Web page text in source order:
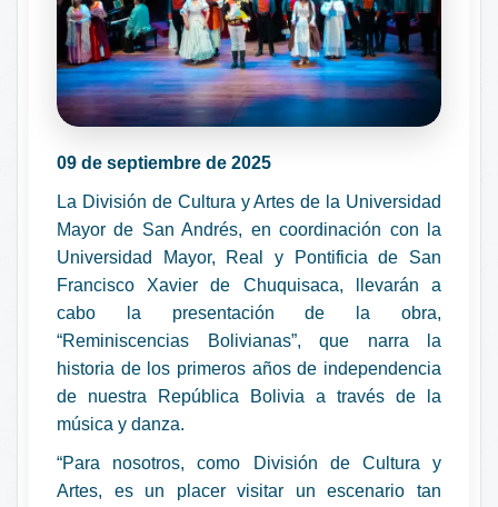
09 de septiembre de 2025
La División de Cultura y Artes de la Universidad
Mayor de San Andrés, en coordinación con la
Universidad Mayor, Real y Pontificia de San
Francisco Xavier de Chuquisaca, llevarán a
cabo la presentación de la obra,
“Reminiscencias Bolivianas”, que narra la
historia de los primeros años de independencia
de nuestra República Bolivia a través de la
música y danza.
“Para nosotros, como División de Cultura y
Artes, es un placer visitar un escenario tan